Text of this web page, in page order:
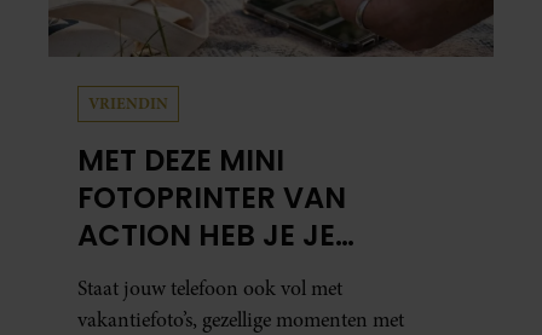
VRIENDIN
MET DEZE MINI
FOTOPRINTER VAN
ACTION HEB JE JE
FAVORIETE FOTO’S BINNEN
ÉÉN MINUUT IN HANDEN
Staat jouw telefoon ook vol met
vakantiefoto’s, gezellige momenten met